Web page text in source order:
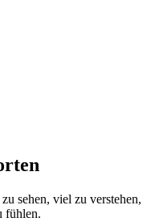
sehen, viel zu verstehen,
fühlen.